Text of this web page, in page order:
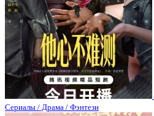
Сериалы / Драма / Фэнтези